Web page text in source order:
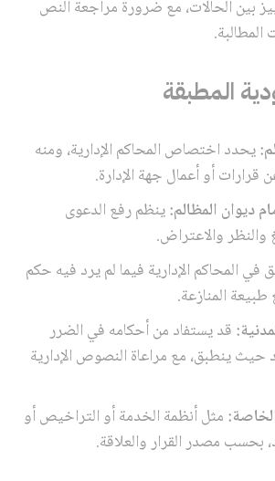
بين الحالات، مع ضرورة مراجعة النص
المطبقة
يحدد اختصاص المحاكم الإدارية، ومنه
أو أعمال جهة الإدارة.
ديوان المظالم:ينظم رفع الدعوى
والنظر والاعتراض.
في المحاكم الإدارية فيما لم يرد فيه حكم
المنازعة.
قد يستفاد من أحكامه في الضرر
حيث ينطبق، مع مراعاة النصوص الإدارية
مثل أنظمة الخدمة أو التراخيص أو
بحسب مصدر القرار والعلاقة.